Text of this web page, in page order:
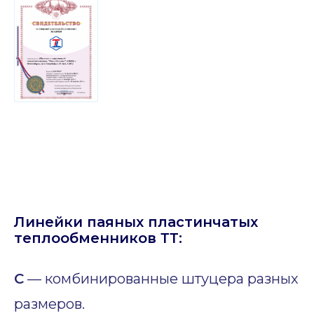
Линейки паяных пластинчатых
теплообменников ТТ:
C — комбинированные штуцера разных
размеров.